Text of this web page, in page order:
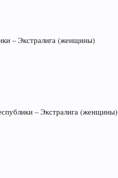
– Экстралига (женщины)
– Экстралига (женщины)